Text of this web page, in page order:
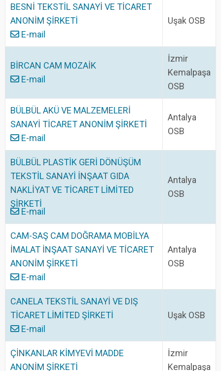
BESNİ TEKSTİL SANAYİ VE TİCARET
ANONİM ŞİRKETİ
E-mail
Uşak OSB
BİRCAN CAM MOZAİK
E-mail
İzmir
Kemalpaşa
OSB
BÜLBÜL AKÜ VE MALZEMELERİ
SANAYİ TİCARET ANONİM ŞİRKETİ
E-mail
Antalya
OSB
BÜLBÜL PLASTİK GERİ DÖNÜŞÜM
TEKSTİL SANAYİ İNŞAAT GIDA
NAKLİYAT VE TİCARET LİMİTED
ŞİRKETİ
E-mail
Antalya
OSB
CAM-SAŞ CAM DOĞRAMA MOBİLYA
İMALAT İNŞAAT SANAYİ VE TİCARET
ANONİM ŞİRKETİ
E-mail
Antalya
OSB
CANELA TEKSTİL SANAYİ VE DIŞ
TİCARET LİMİTED ŞİRKETİ
E-mail
Uşak OSB
ÇİNKANLAR KİMYEVİ MADDE
ANONİM ŞİRKETİ
İzmir
Kemalpaşa